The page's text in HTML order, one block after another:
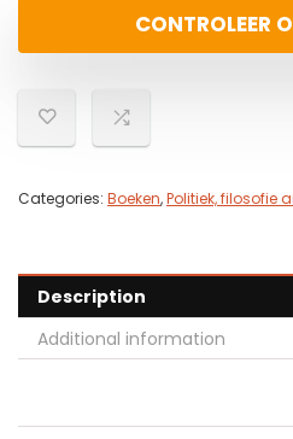
CONTROLEER
Categories: Boeken,Politiek, filosofie
Description
Additional information